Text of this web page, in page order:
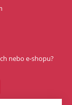
nebo e-shopu?